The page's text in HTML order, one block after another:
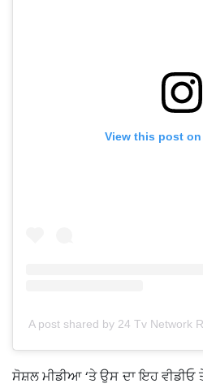
View this post
A post shared by 24 Tv Network
ਸੋਸ਼ਲ ਮੀਡੀਆ ‘ਤੇ ਉਸ ਦਾ ਇਹ ਵੀਡੀਓ